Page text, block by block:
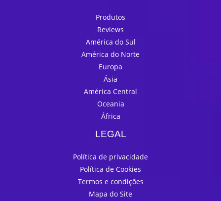
Produtos
Reviews
América do Sul
América do Norte
Europa
Ásia
América Central
Oceania
África
LEGAL
Política de privacidade
Política de Cookies
Termos e condições
Mapa do Site